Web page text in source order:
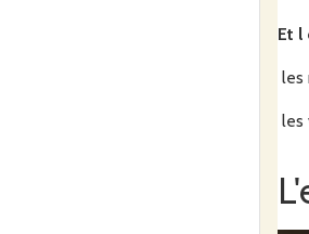
Et l
les
les